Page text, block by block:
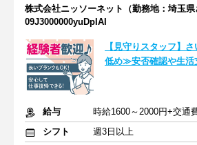
株式会社ニッソーネット（勤務地：埼玉
09J3000000yuDpIAI
【見守りスタッフ】
低め≫安否確認や生活
給与
時給1600～2000円+交通
シフト
週3日以上